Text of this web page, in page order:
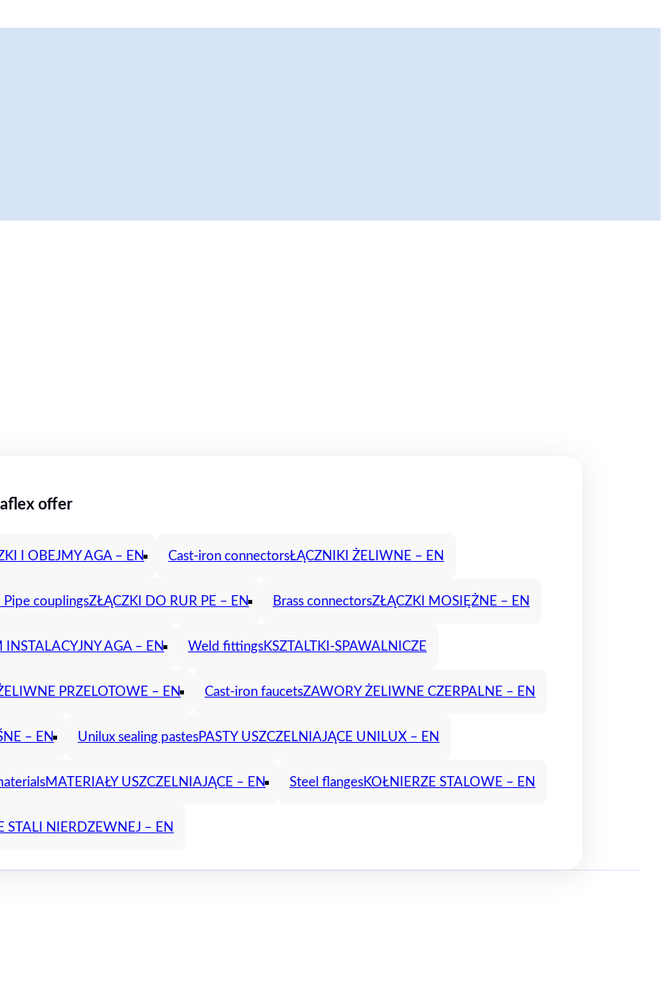
offer
I OBEJMY AGA – EN Cast-iron connectorsŁĄCZNIKI ŻELIWNE – EN
Pipe couplingsZŁĄCZKI DO RUR PE – EN Brass connectorsZŁĄCZKI MOSIĘŻNE – EN
INSTALACYJNY AGA – EN Weld fittingsKSZTALTKI-SPAWALNICZE
PRZELOTOWE – EN Cast-iron faucetsZAWORY ŻELIWNE CZERPALNE – EN
– EN Unilux sealing pastesPASTY USZCZELNIAJĄCE UNILUX – EN
MATERIAŁY USZCZELNIAJĄCE – EN Steel flangesKOŁNIERZE STALOWE – EN
STALI NIERDZEWNEJ – EN